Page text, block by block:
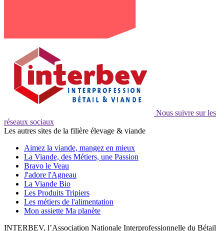
Nous suivre sur les
réseaux sociaux
Les autres sites de la filière élevage & viande
Aimez la viande, mangez en mieux
La Viande, des Métiers, une Passion
Bravo le Veau
J'adore l'Agneau
La Viande Bio
Les Produits Tripiers
Les métiers de l'alimentation
Mon assiette Ma planète
INTERBEV, l’Association Nationale Interprofessionnelle du Bétail